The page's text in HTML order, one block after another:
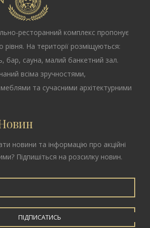
ресторанний комплекс пропонує
рівня. На території розміщуються:
бар, сауна, малий банкетний зал.
всіма зручностями,
та сучасними архітектурними
новини та інформацію про акційні
Підпишіться на розсилку новин.
ПІДПИСАТИСЬ